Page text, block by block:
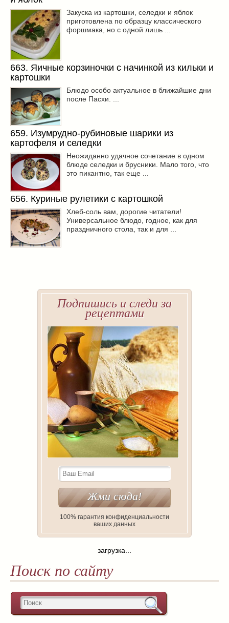
Закуска из картошки, селедки и яблок
приготовлена по образцу классического
форшмака, но с одной лишь ...
663. Яичные корзиночки с начинкой из кильки и
картошки
Блюдо особо актуальное в ближайшие дни
после Пасхи. ...
659. Изумрудно-рубиновые шарики из
картофеля и селедки
Неожиданно удачное сочетание в одном
блюде селедки и брусники. Мало того, что
это пикантно, так еще ...
656. Куриные рулетики с картошкой
Хлеб-соль вам, дорогие читатели!
Универсальное блюдо, годное, как для
праздничного стола, так и для ...
Подпишись и следи за
рецептами
100% гарантия конфиденциальности
ваших данных
загрузка...
Поиск по сайту